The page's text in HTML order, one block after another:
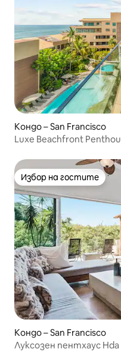
Кондо – San Francisco
Luxe Beachfront
Избор на гостите
Избор на гостите
Кондо – San Francisco
Луксозен пентхаус Hda